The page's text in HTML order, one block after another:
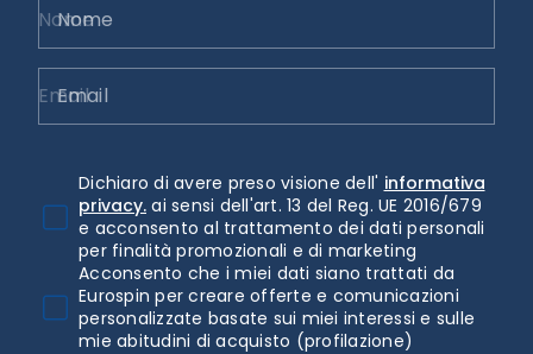
Nome
Email
Dichiaro di avere preso visione dell' informativa
privacy. ai sensi dell'art. 13 del Reg. UE 2016/679
e acconsento al trattamento dei dati personali
per finalità promozionali e di marketing
Acconsento che i miei dati siano trattati da
Eurospin per creare offerte e comunicazioni
personalizzate basate sui miei interessi e sulle
mie abitudini di acquisto (profilazione)